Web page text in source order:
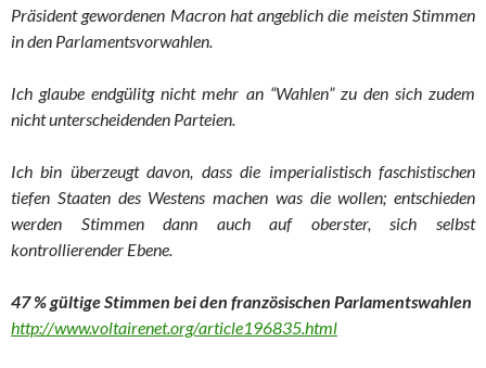
Präsident gewordenen Macron hat angeblich die meisten Stimmen
in den Parlamentsvorwahlen.
Ich glaube endgülitg nicht mehr an “Wahlen” zu den sich zudem
nicht unterscheidenden Parteien.
Ich bin überzeugt davon, dass die imperialistisch faschistischen
tiefen Staaten des Westens machen was die wollen; entschieden
werden Stimmen dann auch auf oberster, sich selbst
kontrollierender Ebene.
47 % gültige Stimmen bei den französischen Parlamentswahlen
http://www.voltairenet.org/article196835.html